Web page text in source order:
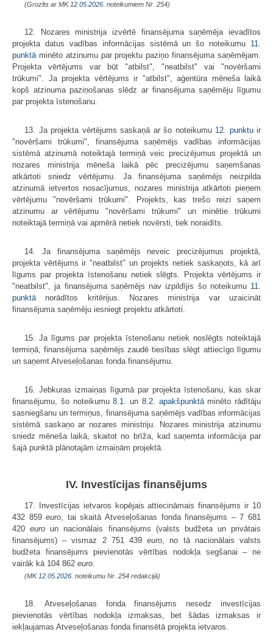
(Grozīts ar MK 12.05.2026. noteikumiem Nr. 254)
12. Nozares ministrija izvērtē finansējuma saņēmēja ievadītos
projekta datus vadības informācijas sistēmā un šo noteikumu 11.
punktāminēto atzinumu par projektu paziņo finansējuma saņēmējam.
Projekta vērtējums var būt "atbilst", "neatbilst" vai "novēršami
trūkumi". Ja projekta vērtējums ir "atbilst", aģentūra mēneša laikā
kopš atzinuma paziņošanas slēdz ar finansējuma saņēmēju līgumu
par projekta īstenošanu.
13. Ja projekta vērtējums saskaņā ar šo noteikumu 12. punktuir
"novēršami trūkumi", finansējuma saņēmējs vadības informācijas
sistēmā atzinumā noteiktajā termiņā veic precizējumus projektā un
nozares ministrija mēneša laikā pēc precizējumu saņemšanas
atkārtoti sniedz vērtējumu. Ja finansējuma saņēmējs neizpilda
atzinumā ietvertos nosacījumus, nozares ministrija atkārtoti pieņem
vērtējumu "novēršami trūkumi". Projekts, kas trešo reizi saņem
atzinumu ar vērtējumu "novēršami trūkumi" un minētie trūkumi
noteiktajā termiņā vai apmērā netiek novērsti, tiek noraidīts.
14. Ja finansējuma saņēmējs neveic precizējumus projektā,
projekta vērtējums ir "neatbilst" un projekts netiek saskaņots, kā arī
līgums par projekta īstenošanu netiek slēgts. Projekta vērtējums ir
"neatbilst", ja finansējuma saņēmējs nav izpildījis šo noteikumu 11.
punktānorādītos kritērijus. Nozares ministrija var uzaicināt
finansējuma saņēmēju iesniegt projektu atkārtoti.
15. Ja līgums par projekta īstenošanu netiek noslēgts noteiktajā
termiņā, finansējuma saņēmējs zaudē tiesības slēgt attiecīgo līgumu
un saņemt Atveseļošanas fonda finansējumu.
16. Jebkuras izmaiņas līgumā par projekta īstenošanu, kas skar
finansējumu, šo noteikumu8.1. un 8.2. apakšpunktāminēto rādītāju
sasniegšanu un termiņus, finansējuma saņēmējs vadības informācijas
sistēmā saskaņo ar nozares ministriju. Nozares ministrija atzinumu
sniedz mēneša laikā, skaitot no brīža, kad saņemta informācija par
šajā punktā plānotajām izmaiņām projektā.
IV. Investīcijas finansējums
17. Investīcijas ietvaros kopējais attiecināmais finansējums ir 10
432 859euro , tai skaitā Atveseļošanas fonda finansējums – 7 681
420euro un nacionālais finansējums (valsts budžeta un privātais
finansējums) – vismaz 2 751 439euro , no tā nacionālais valsts
budžeta finansējums pievienotās vērtības nodokļa segšanai – ne
vairāk kā 104 862 euro
(MK 12.05.2026. noteikumu Nr. 254 redakcijā)
18. Atveseļošanas fonda finansējums nesedz investīcijas
pievienotās vērtības nodokļa izmaksas, bet šādas izmaksas ir
iekļaujamas Atveseļošanas fonda finansētā projekta ietvaros.